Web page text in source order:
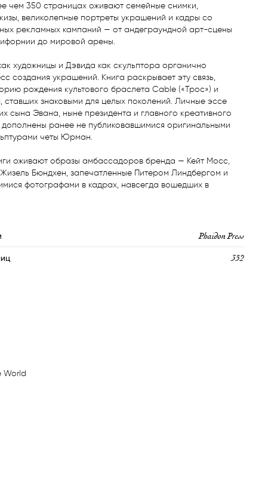
чем 350 страницах оживают семейные снимки,
великолепные портреты украшений и кадры со
рекламных кампаний — от андеграундной арт-сцены
до мировой арены.
художницы и Дэвида как скульптора органично
создания украшений. Книга раскрывает эту связь,
рождения культового браслета Cable («Трос») и
ставших знаковыми для целых поколений. Личные эссе
сына Эвана, ныне президента и главного креативного
ранее не публиковавшимися оригинальными
четы Юрман.
оживают образы амбассадоров бренда — Кейт Мосс,
Бюндхен, запечатленные Питером Линдбергом и
фотографами в кадрах, навсегда вошедших в
Phaidon Press
352
World